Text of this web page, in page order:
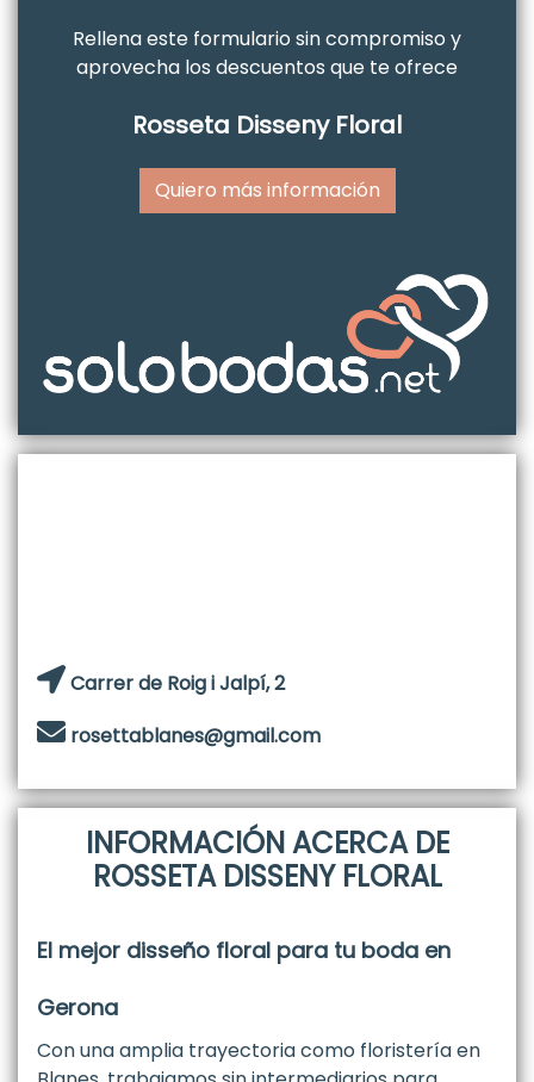
Rellena este formulario sin compromiso y
aprovecha los descuentos que te ofrece
Rosseta Disseny Floral
Quiero más información
Carrer de Roig i Jalpí, 2
rosettablanes@gmail.com
INFORMACIÓN ACERCA DE
ROSSETA DISSENY FLORAL
El mejor disseño floral para tu boda en
Gerona
Con una amplia trayectoria como floristería en